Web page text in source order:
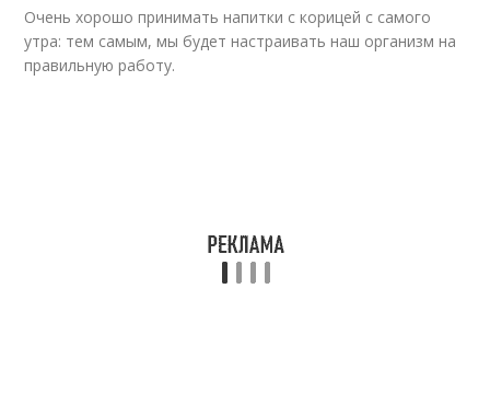
Очень хорошо принимать напитки с корицей с самого
утра: тем самым, мы будет настраивать наш организм на
правильную работу.